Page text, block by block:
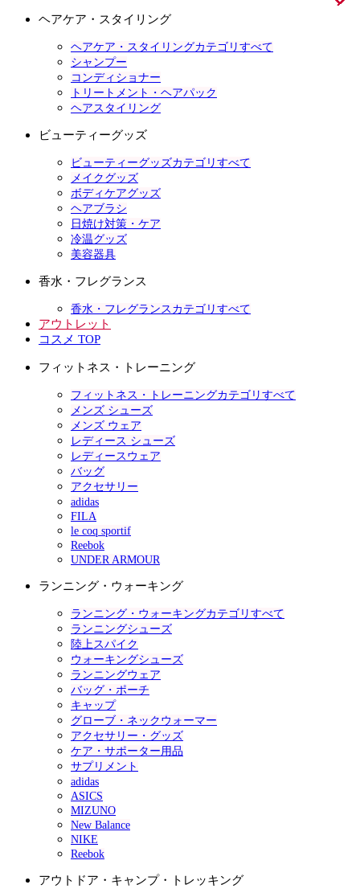
ヘアケア・スタイリング
ヘアケア・スタイリングカテゴリすべて
シャンプー
コンディショナー
トリートメント・ヘアパック
ヘアスタイリング
ビューティーグッズ
ビューティーグッズカテゴリすべて
メイクグッズ
ボディケアグッズ
ヘアブラシ
日焼け対策・ケア
冷温グッズ
美容器具
香水・フレグランス
香水・フレグランスカテゴリすべて
アウトレット
コスメ TOP
フィットネス・トレーニング
フィットネス・トレーニングカテゴリすべて
メンズ シューズ
メンズ ウェア
レディース シューズ
レディースウェア
バッグ
アクセサリー
adidas
FILA
le coq sportif
Reebok
UNDER ARMOUR
ランニング・ウォーキング
ランニング・ウォーキングカテゴリすべて
ランニングシューズ
陸上スパイク
ウォーキングシューズ
ランニングウェア
バッグ・ポーチ
キャップ
グローブ・ネックウォーマー
アクセサリー・グッズ
ケア・サポーター用品
サプリメント
adidas
ASICS
MIZUNO
New Balance
NIKE
Reebok
アウトドア・キャンプ・トレッキング